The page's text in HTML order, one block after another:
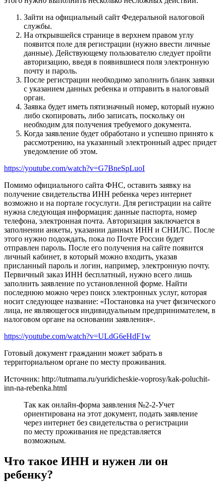
Зайти на официальный сайт Федеральной налоговой
службы.
На открывшейся странице в верхнем правом углу
появится поле для регистрации (нужно ввести личные
данные). Действующему пользователю следует пройти
авторизацию, введя в появившиеся поля электронную
почту и пароль.
После регистрации необходимо заполнить бланк заявки
с указанием данных ребенка и отправить в налоговый
орган.
Заявка будет иметь пятизначный номер, который нужно
либо скопировать, либо записать, поскольку он
необходим для получения требуемого документа.
Когда заявление будет обработано и успешно принято к
рассмотрению, на указанный электронный адрес придет
уведомление об этом.
https://youtube.com/watch?v=G7BneSpLuoI
Помимо официального сайта ФНС, оставить заявку на
получение свидетельства ИНН ребенка через интернет
возможно и на портале госуслуги. Для регистрации на сайте
нужна следующая информация: данные паспорта, номер
телефона, электронная почта. Авторизация заключается в
заполнении анкеты, указании данных ИНН и СНИЛС. После
этого нужно подождать, пока по Почте России будет
отправлен пароль. После его получения на сайте появится
личный кабинет, в который можно входить, указав
присланный пароль и логин, например, электронную почту.
Первичный заказ ИНН бесплатный, нужно всего лишь
заполнить заявление по установленной форме. Найти
последнюю можно через поиск электронных услуг, которая
носит следующее название: «Постановка на учет физического
лица, не являющегося индивидуальным предпринимателем, в
налоговом органе на основании заявления».
https://youtube.com/watch?v=ULdG6eHdF1w
Готовый документ гражданин может забрать в
территориальном органе по месту проживания.
Источник: http://tutmama.ru/yuridicheskie-voprosy/kak-poluchit-
inn-na-rebenka.html
Так как онлайн-форма заявления №2-2-Учет
ориентирована на этот документ, подать заявление
через интернет без свидетельства о регистрации
по месту проживания не представляется
возможным.
Что такое ИНН и нужен ли он
ребенку?